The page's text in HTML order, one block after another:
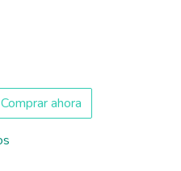
Comprar ahora